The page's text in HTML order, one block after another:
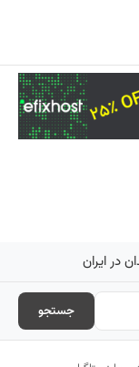
در ایران
جستجو